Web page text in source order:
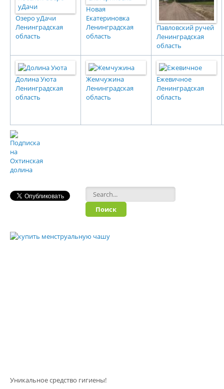
Озеро уДачи
Ленинградская
область
Новая
Екатериновка
Ленинградская
область
Павловский ручей
Ленинградская
область
Долина Уюта
Ленинградская
область
Жемчужина
Ленинградская
область
Ежевичное
Ленинградская
область
Форма поиска
Уникальное средство гигиены!